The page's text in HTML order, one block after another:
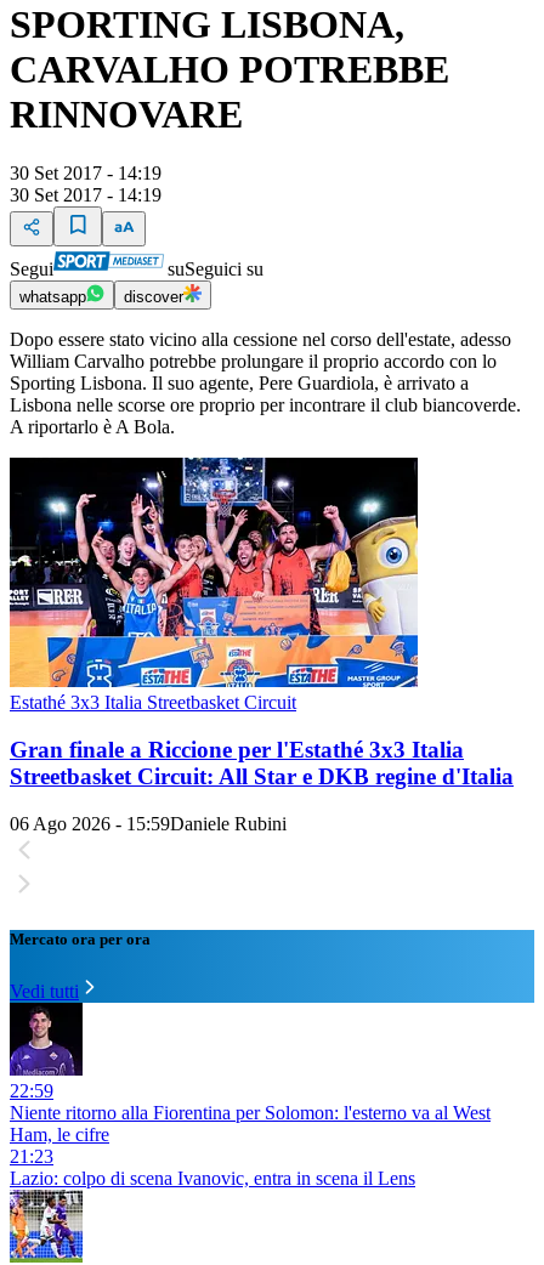
SPORTING LISBONA,
CARVALHO POTREBBE
RINNOVARE
30 Set 2017 - 14:19
30 Set 2017 - 14:19
Segui suSeguici su
whatsapp discover
Dopo essere stato vicino alla cessione nel corso dell'estate, adesso
William Carvalho potrebbe prolungare il proprio accordo con lo
Sporting Lisbona. Il suo agente, Pere Guardiola, è arrivato a
Lisbona nelle scorse ore proprio per incontrare il club biancoverde.
A riportarlo è A Bola.
Estathé 3x3 Italia Streetbasket Circuit
Gran finale a Riccione per l'Estathé 3x3 Italia
Streetbasket Circuit: All Star e DKB regine d'Italia
06 Ago 2026 - 15:59Daniele Rubini
Mercato ora per ora
Vedi tutti
22:59
Niente ritorno alla Fiorentina per Solomon: l'esterno va al West
Ham, le cifre
21:23
Lazio: colpo di scena Ivanovic, entra in scena il Lens